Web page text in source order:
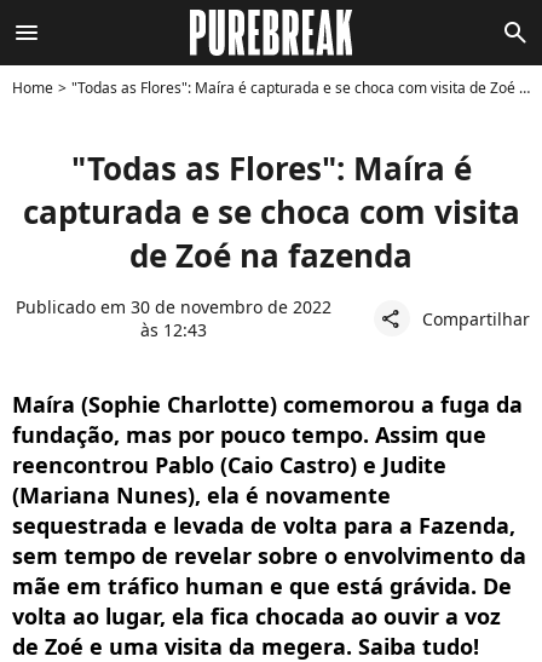
menu search
Home "Todas as Flores": Maíra é capturada e se choca com visita de Zoé na fazenda
"Todas as Flores": Maíra é
capturada e se choca com visita
de Zoé na fazenda
Publicado em 30 de novembro de 2022
às 12:43
share Compartilhar
Maíra (Sophie Charlotte) comemorou a fuga da
fundação, mas por pouco tempo. Assim que
reencontrou Pablo (Caio Castro) e Judite
(Mariana Nunes), ela é novamente
sequestrada e levada de volta para a Fazenda,
sem tempo de revelar sobre o envolvimento da
mãe em tráfico human e que está grávida. De
volta ao lugar, ela fica chocada ao ouvir a voz
de Zoé e uma visita da megera. Saiba tudo!